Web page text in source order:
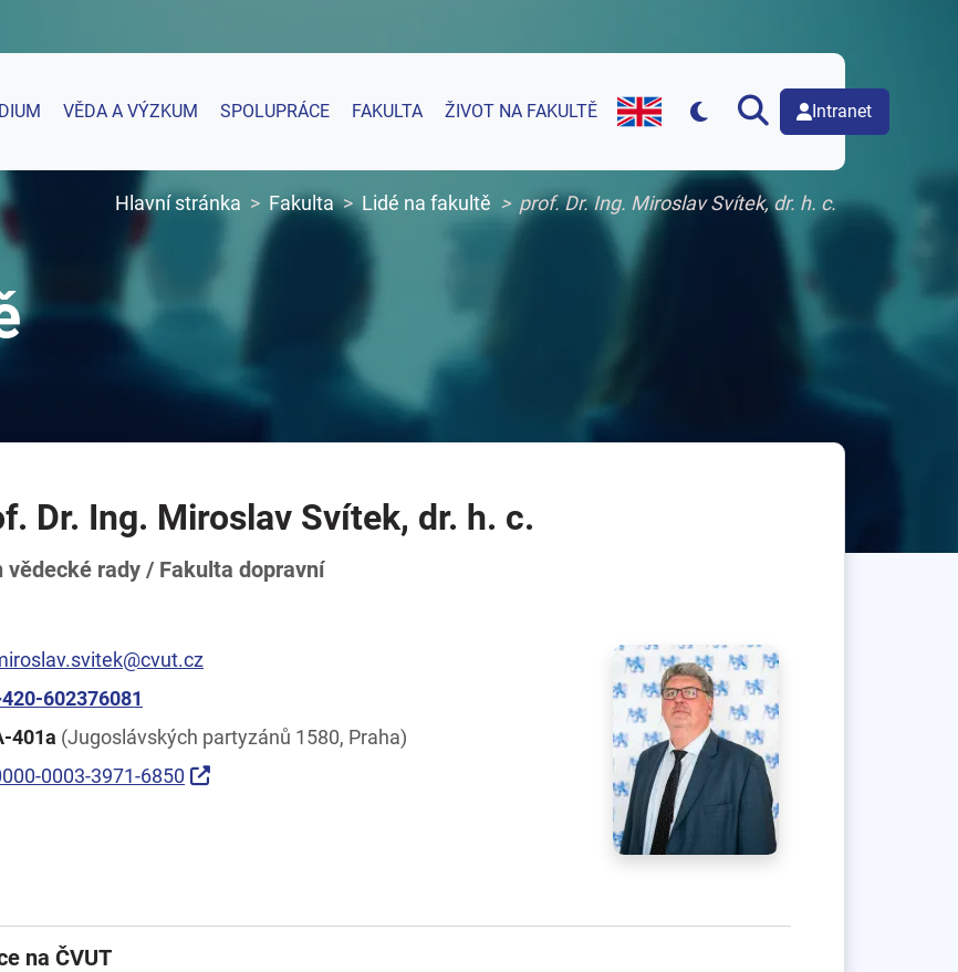
VĚDA A VÝZKUM SPOLUPRÁCE FAKULTA ŽIVOT NA FAKULTĚ
English version of web page
Intranet
Hlavní stránka Fakulta Lidé na fakultě prof. Dr. Ing. Miroslav Svítek, dr. h. c.
Dr. Ing. Miroslav Svítek, dr. h. c.
vědecké rady / Fakulta dopravní
602376081
401a (Jugoslávských partyzánů 1580, Praha)
0003-3971-6850
na ČVUT